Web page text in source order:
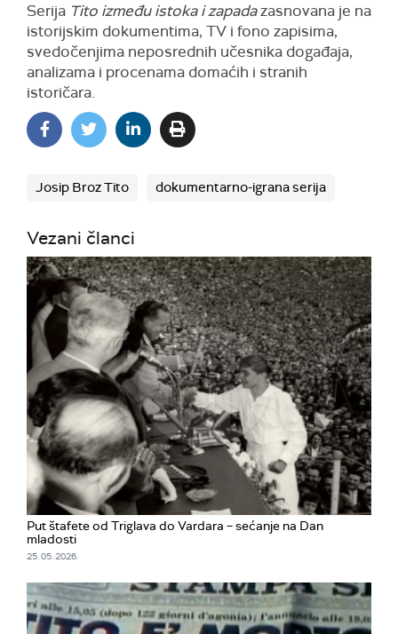
Serija Tito između istoka i zapadazasnovana je na
istorijskim dokumentima, TV i fono zapisima,
svedočenjima neposrednih učesnika događaja,
analizama i procenama domaćih i stranih
istoričara.
Josip Broz Tito dokumentarno-igrana serija
Vezani članci
Put štafete od Triglava do Vardara – sećanje na Dan
mladosti
25. 05. 2026.